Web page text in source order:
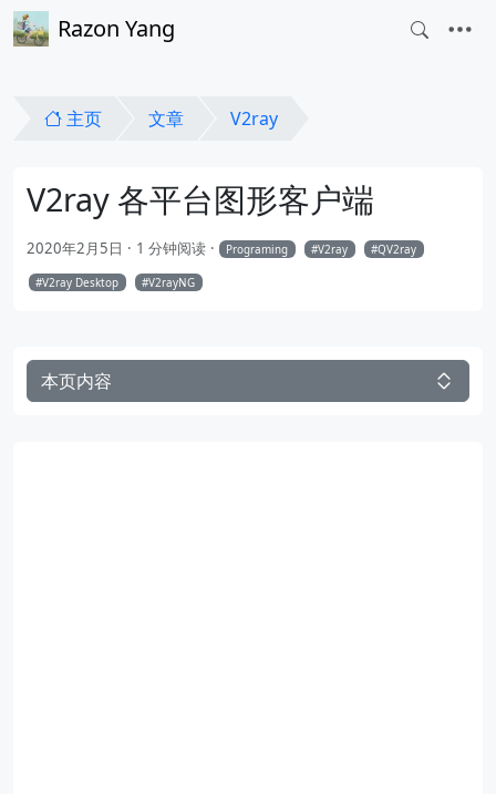
Razon Yang
主页 文章 V2ray
V2ray 各平台图形客户端
2020年2月5日 1 分钟阅读 Programing V2ray QV2ray
V2ray Desktop V2rayNG
本页内容